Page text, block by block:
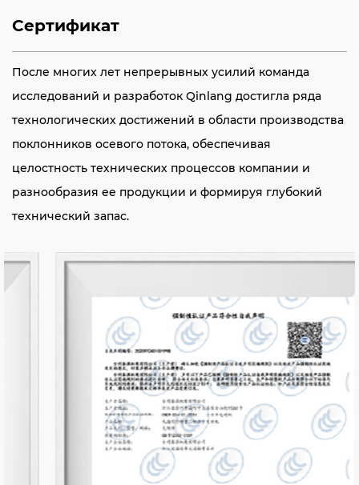
Сертификат
После многих лет непрерывных усилий команда
исследований и разработок Qinlang достигла ряда
технологических достижений в области производства
поклонников осевого потока, обеспечивая
целостность технических процессов компании и
разнообразия ее продукции и формируя глубокий
технический запас.